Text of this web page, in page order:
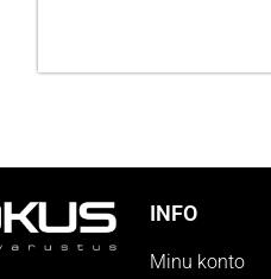
INFO
Minu konto